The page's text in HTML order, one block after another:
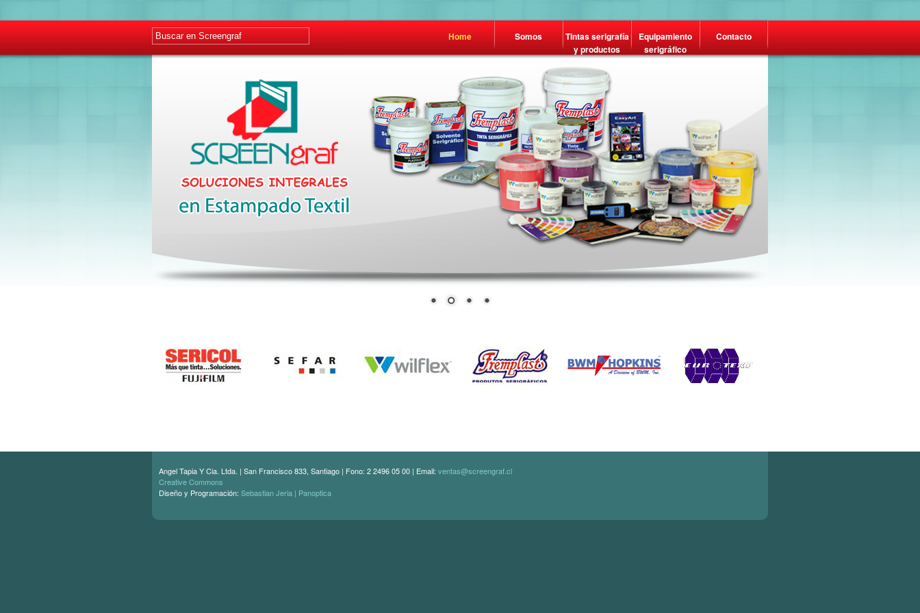
Home Somos Tintas serigrafía
y productos
Equipamiento
serigráfico
Contacto
Angel Tapia Y Cia. Ltda. | San Francisco 833, Santiago | Fono: 2 2496 05 00 | Email: ventas@screengraf.cl
Creative Commons
Diseño y Programación: Sebastian Jeria | Panoptica